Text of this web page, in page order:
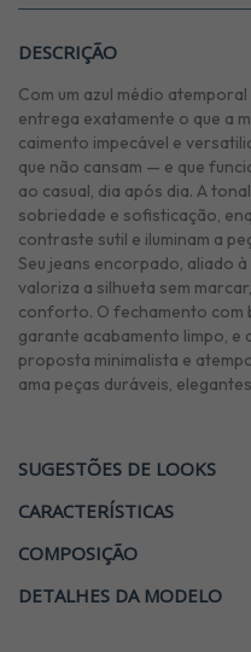
DESCRIÇÃO
Com um azul médio
entrega exatamente o que a
caimento impecável e
que não cansam — e que
ao casual, dia após dia. A
sobriedade e sofisticação,
contraste sutil e iluminam a
Seu jeans encorpado, aliado
valoriza a silhueta sem
conforto. O fechamento
garante acabamento limpo, e
proposta minimalista e
ama peças duráveis,
SUGESTÕES DE LOOKS
CARACTERÍSTICAS
COMPOSIÇÃO
DETALHES DA MODELO